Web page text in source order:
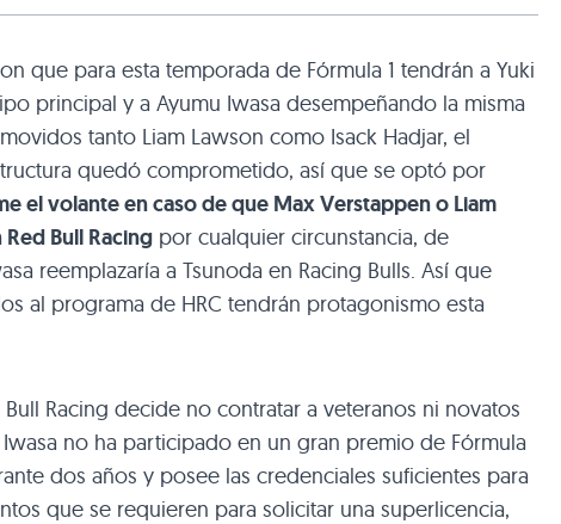
que para esta temporada de Fórmula 1 tendrán a Yuki
principal y a Ayumu Iwasa desempeñando la misma
tanto Liam Lawson como Isack Hadjar, el
quedó comprometido, así que se optó por
el volante en caso de que Max Verstappen o Liam
Bull Racing por cualquier circunstancia, de
reemplazaría a Tsunoda en Racing Bulls. Así que
al programa de HRC tendrán protagonismo esta
Racing decide no contratar a veteranos ni novatos
no ha participado en un gran premio de Fórmula
dos años y posee las credenciales suficientes para
que se requieren para solicitar una superlicencia,